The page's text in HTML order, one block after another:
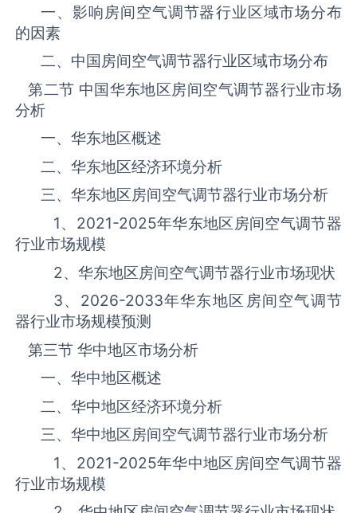
一、影响‌房间空气调节器‌‌‌‌行业区域市场分布
的因素
二、中国‌房间空气调节器‌‌‌‌行业区域市场分布
第二节 中国华东地区‌房间空气调节器‌‌‌‌行业市场
分析
一、华东地区概述
二、华东地区经济环境分析
三、华东地区‌房间空气调节器‌‌‌‌行业市场分析
1、 2021-2025年华东地区‌房间空气调节器‌‌‌‌
行业市场规模
2、华东地区‌房间空气调节器‌‌‌‌行业市场现状
3、 2026-2033年华东地区‌房间空气调节
器‌‌‌‌行业市场规模预测
第三节 华中地区市场分析
一、华中地区概述
二、华中地区经济环境分析
三、华中地区‌房间空气调节器‌‌‌‌行业市场分析
1、 2021-2025年华中地区‌房间空气调节器‌‌‌‌
行业市场规模